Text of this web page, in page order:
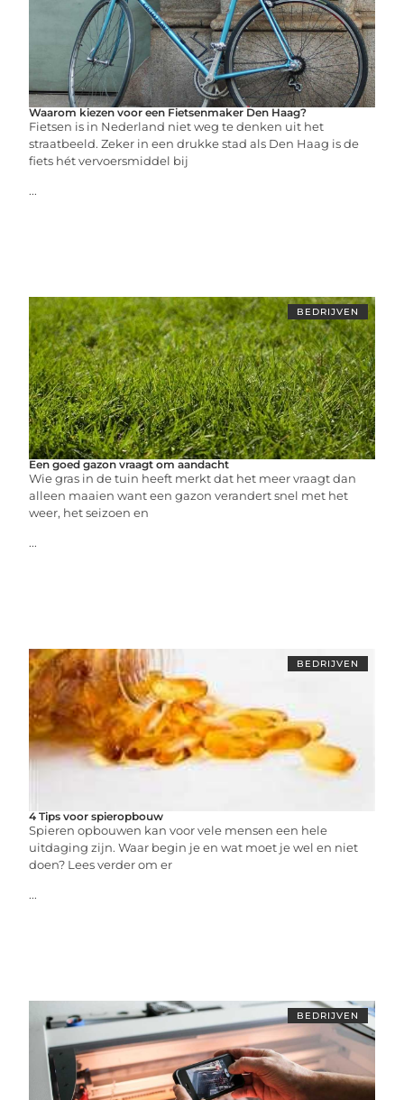
Waarom kiezen voor een Fietsenmaker Den Haag?
Fietsen is in Nederland niet weg te denken uit het
straatbeeld. Zeker in een drukke stad als Den Haag is de
fiets hét vervoersmiddel bij
...
BEDRIJVEN
Een goed gazon vraagt om aandacht
Wie gras in de tuin heeft merkt dat het meer vraagt dan
alleen maaien want een gazon verandert snel met het
weer, het seizoen en
...
BEDRIJVEN
4 Tips voor spieropbouw
Spieren opbouwen kan voor vele mensen een hele
uitdaging zijn. Waar begin je en wat moet je wel en niet
doen? Lees verder om er
...
BEDRIJVEN